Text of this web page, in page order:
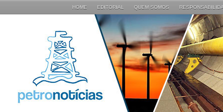
HOME EDITORIAL QUEM SOMOS